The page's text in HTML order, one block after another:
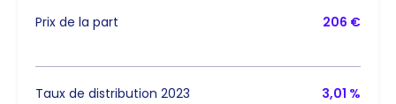
Prix de la part 206 €
Taux de distribution 2023 3,01 %